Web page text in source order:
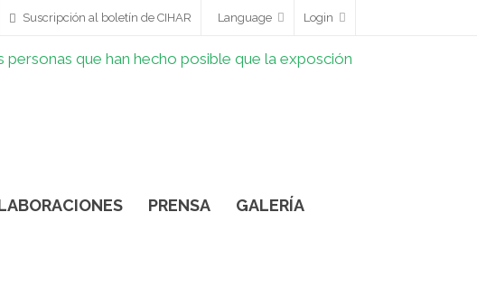
Login
Language
Suscripción al boletín de CIHAR
PRENSA
GALERÍA